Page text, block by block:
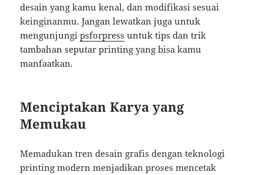
desain yang kamu kenal, dan modifikasi sesuai
keinginanmu. Jangan lewatkan juga untuk
mengunjungipsforpress untuk tips dan trik
tambahan seputar printing yang bisa kamu
manfaatkan.
Menciptakan Karya yang
Memukau
Memadukan tren desain grafis dengan teknologi
printing modern menjadikan proses mencetak